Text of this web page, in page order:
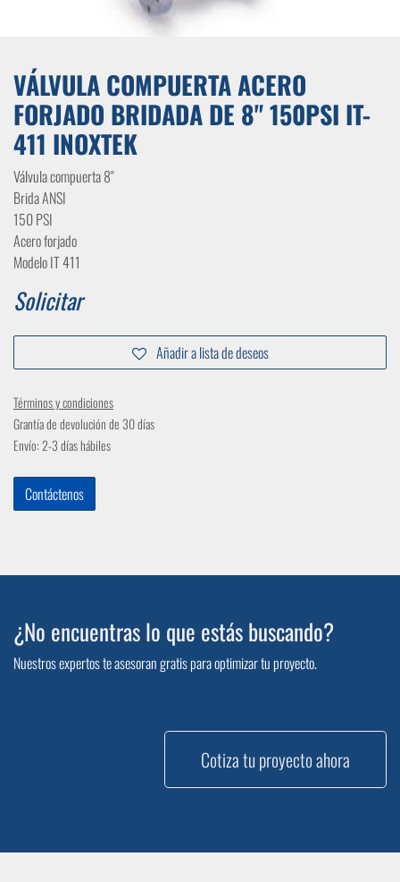
VÁLVULA COMPUERTA ACERO
FORJADO BRIDADA DE 8" 150PSI IT-
411 INOXTEK
Válvula compuerta 8"
Brida ANSI
150 PSI
Acero forjado
Modelo IT 411
Solicitar
Añadir a lista de deseos
Términos y condiciones
Grantía de devolución de 30 días
Envío: 2-3 días hábiles
Contáctenos
¿No encuentras lo que estás buscando?
Nuestros expertos te asesoran gratis para optimizar tu proyecto.
Cotiza tu proyecto ahora